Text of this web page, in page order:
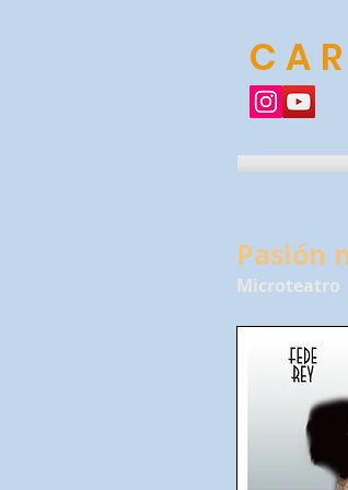
Pasión
Microteatro